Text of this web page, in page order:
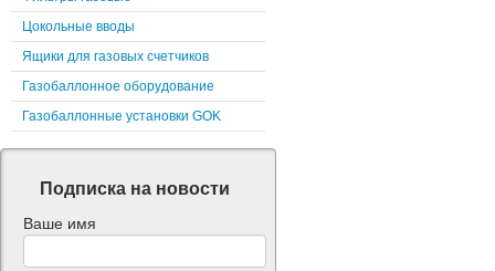
Цокольные вводы
Ящики для газовых счетчиков
Газобаллонное оборудование
Газобаллонные установки GOK
Подписка на новости
Ваше имя